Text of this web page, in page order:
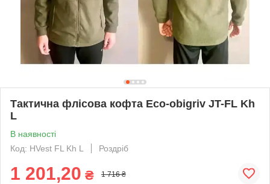
Тактична флісова кофта Eco-obigriv JT-FL Kh
L
В наявності
Код: HVest FL Kh L
Роздріб
1 201,20 ₴ 1 716 ₴